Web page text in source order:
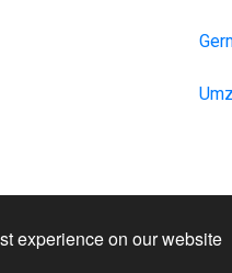
experience on our website